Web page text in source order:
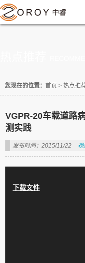
您现在的位置： 首页 > 热点推
VGPR-20车载道路
测实践
发布时间：2015/11/22 视
下载文件